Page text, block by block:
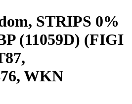
STRIPS 0%
(11059D) (FIGI
WKN